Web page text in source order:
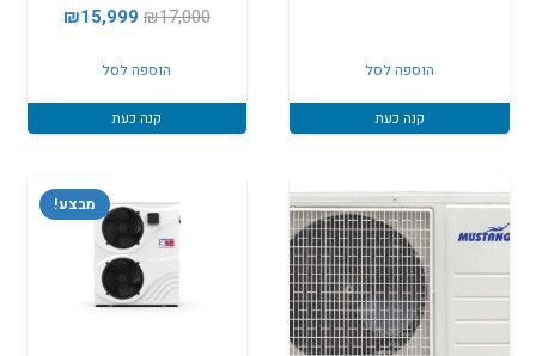
₪36,000.
הוספה לסל
קנה כעת
₪17,000
המחיר
היה:
₪17,000.
₪15,999
הוספה לסל
קנה כעת
מבצע!